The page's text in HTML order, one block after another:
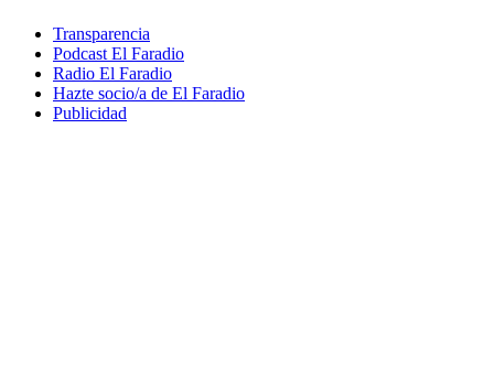
Transparencia
Podcast El Faradio
Radio El Faradio
Hazte socio/a de El Faradio
Publicidad